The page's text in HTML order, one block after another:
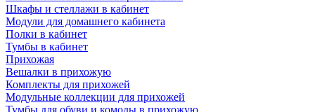
Шкафы и стеллажи в кабинет
Модули для домашнего кабинета
Полки в кабинет
Тумбы в кабинет
Прихожая
Вешалки в прихожую
Комплекты для прихожей
Модульные коллекции для прихожей
Тумбы для обуви и комоды в прихожую